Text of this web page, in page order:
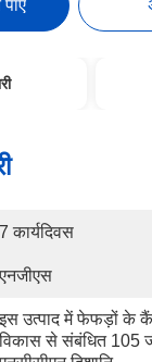
7 कार्यदिवस
एनजीएस
इस उत्पाद में फेफड़ों के
विकास से संबंधित 105